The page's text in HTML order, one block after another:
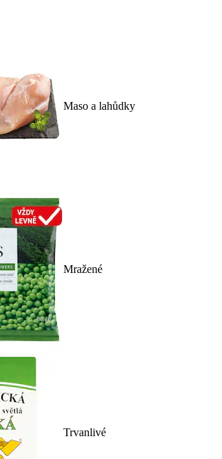
Maso a lahůdky
Mražené
Trvanlivé